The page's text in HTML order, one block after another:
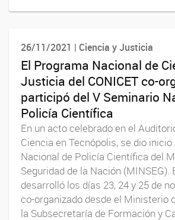
26/11/2021 | Ciencia y Justicia
El Programa Nacional de
Justicia del CONICET co-
participó del V Seminario
Policía Científica
En un acto celebrado en el
Ciencia en Tecnópolis, se dio
Nacional de Policía Científica del
Seguridad de la Nación (MINSEG).
desarrolló los días 23, 24 y 25 de
co-organizado desde el Ministerio
la Subsecretaría de Formación y